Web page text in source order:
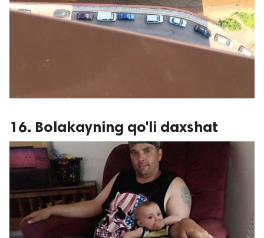
16. Bolakayning qo'li daxshat